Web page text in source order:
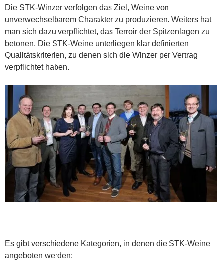
Die STK-Winzer verfolgen das Ziel, Weine von
unverwechselbarem Charakter zu produzieren. Weiters hat
man sich dazu verpflichtet, das Terroir der Spitzenlagen zu
betonen. Die STK-Weine unterliegen klar definierten
Qualitätskriterien, zu denen sich die Winzer per Vertrag
verpflichtet haben.
Es gibt verschiedene Kategorien, in denen die STK-Weine
angeboten werden: